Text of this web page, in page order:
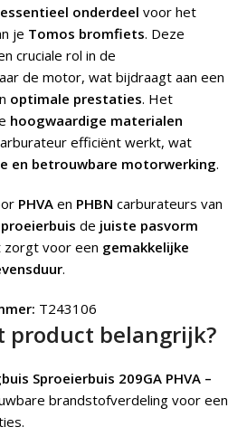
essentieel onderdeel voor het
je Tomos bromfiets. Deze
cruciale rol in de
de motor, wat bijdraagt aan een
optimale prestaties. Het
hoogwaardige materialen
efficiënt werkt, wat
en betrouwbare motorwerking.
PHVA en PHBN carburateurs van
de juiste pasvorm
voor een gemakkelijke
.
T243106
product belangrijk?
Sproeierbuis 209GA PHVA –
brandstofverdeling voor een